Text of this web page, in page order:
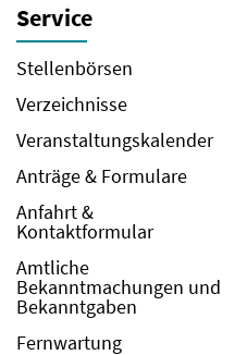
Service
Stellenbörsen
Verzeichnisse
Veranstaltungskalender
Anträge & Formulare
Anfahrt &
Kontaktformular
Amtliche
Bekanntmachungen und
Bekanntgaben
Fernwartung